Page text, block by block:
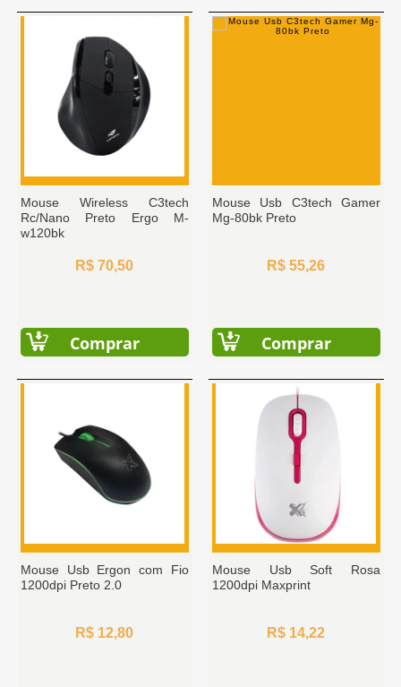
Mouse Wireless C3tech
Rc/Nano Preto Ergo M-
w120bk
R$ 70,50
Comprar
Mouse Usb C3tech Gamer
Mg-80bk Preto
R$ 55,26
Comprar
Mouse Usb Ergon com Fio
1200dpi Preto 2.0
R$ 12,80
Mouse Usb Soft Rosa
1200dpi Maxprint
R$ 14,22